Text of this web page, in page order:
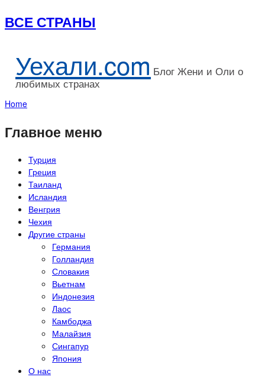
ВСЕ СТРАНЫ
Уехали.com Блог Жени и Оли о
любимых странах
Home
Главное меню
Турция
Греция
Таиланд
Исландия
Венгрия
Чехия
Другие страны
Германия
Голландия
Словакия
Вьетнам
Индонезия
Лаос
Камбоджа
Малайзия
Сингапур
Япония
О нас